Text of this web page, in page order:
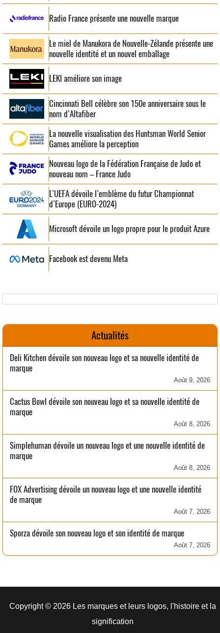
Radio France présente une nouvelle marque
Le miel de Manukora de Nouvelle-Zélande présente une
nouvelle identité et un nouvel emballage
LEKI améliore son image
Cincinnati Bell célèbre son 150e anniversaire sous le
nom d’Altafiber
La nouvelle visualisation des Huntsman World Senior
Games améliore la perception
Nouveau logo de la Fédération Française de Judo et
nouveau nom – France Judo
L’UEFA dévoile l’emblème du futur Championnat
d’Europe (EURO-2024)
Microsoft dévoile un logo propre pour le produit Azure
Facebook est devenu Meta
Actualités
Deli Kitchen dévoile son nouveau logo et sa nouvelle identité de
marque
Août 9, 2026
Cactus Bowl dévoile son nouveau logo et sa nouvelle identité de
marque
Août 8, 2026
Simplehuman dévoile un nouveau logo et une nouvelle identité de
marque
Août 8, 2026
FOX Advertising dévoile un nouveau logo et une nouvelle identité
de marque
Août 7, 2026
Sporza dévoile son nouveau logo et son identité de marque
Août 7, 2026
Copyright © 2026 Les marques et leurs logos, l'histoire et la
signification